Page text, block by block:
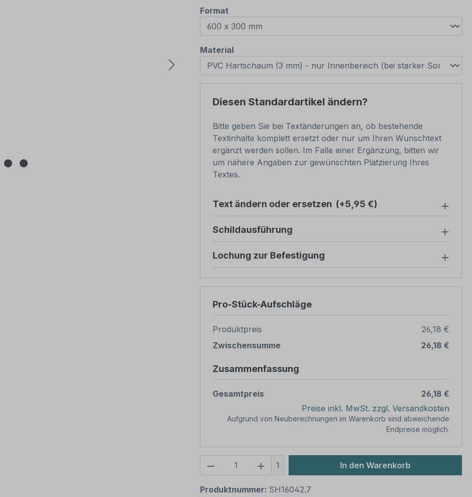
Format
Materialauswählen
Diesen Standardartikel ändern?
Bitte geben Sie bei Textänderungen an, ob bestehende
Textinhalte komplett ersetzt oder nur um Ihren Wunschtext
ergänzt werden sollen. Im Falle einer Ergänzung, bitten wir
um nähere Angaben zur gewünschten Platzierung Ihres
Textes.
Text ändern oder ersetzen (+5,95 €)
Schildausführung
Lochung zur Befestigung
Pro-Stück-Aufschläge
Produktpreis
26,18 €
Zwischensumme
26,18 €
Zusammenfassung
Gesamtpreis
26,18 €
Preise inkl. MwSt. zzgl. Versandkosten
Aufgrund von Neuberechnungen im Warenkorb sind abweichende
Endpreise möglich.
Produkt Anzahl: Gib den gewünschten Wert
1 In den Warenkorb
Produktnummer: SH16042.7